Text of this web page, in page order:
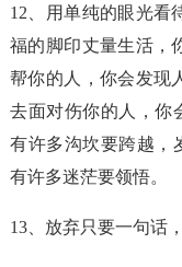
12、用单纯的眼光看
福的脚印丈量生活，
帮你的人，你会发现
去面对伤你的人，你
有许多沟坎要跨越，
有许多迷茫要领悟。
13、放弃只要一句话